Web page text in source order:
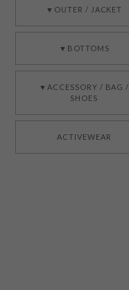
▼OUTER / JACKET
▼BOTTOMS
▼ACCESSORY / BAG /
SHOES
ACTIVEWEAR